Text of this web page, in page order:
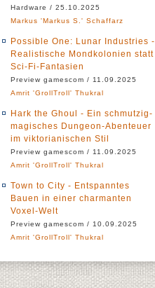
Hardware / 25.10.2025
Markus 'Markus S.' Schaffarz
Possible One: Lunar Industries -
Realistische Mondkolonien statt
Sci-Fi-Fantasien
Preview gamescom / 11.09.2025
Amrit 'GrollTroll' Thukral
Hark the Ghoul - Ein schmutzig-
magisches Dungeon-Abenteuer
im viktorianischen Stil
Preview gamescom / 11.09.2025
Amrit 'GrollTroll' Thukral
Town to City - Entspanntes
Bauen in einer charmanten
Voxel-Welt
Preview gamescom / 10.09.2025
Amrit 'GrollTroll' Thukral